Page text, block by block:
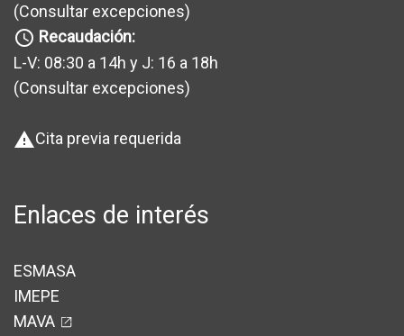
(Consultar excepciones)
query_builder Recaudación:
L-V: 08:30 a 14h y J: 16 a 18h
(Consultar excepciones)
warningCita previa requerida
Enlaces de interés
ESMASA
IMEPE
MAVA